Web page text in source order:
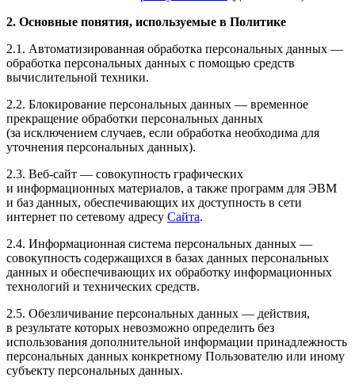
2. Основные понятия, используемые в Политике
2.1. Автоматизированная обработка персональных данных —
обработка персональных данных с помощью средств
вычислительной техники.
2.2. Блокирование персональных данных — временное
прекращение обработки персональных данных
(за исключением случаев, если обработка необходима для
уточнения персональных данных).
2.3. Веб-сайт — совокупность графических
и информационных материалов, а также программ для ЭВМ
и баз данных, обеспечивающих их доступность в сети
интернет по сетевому адресу Сайта.
2.4. Информационная система персональных данных —
совокупность содержащихся в базах данных персональных
данных и обеспечивающих их обработку информационных
технологий и технических средств.
2.5. Обезличивание персональных данных — действия,
в результате которых невозможно определить без
использования дополнительной информации принадлежность
персональных данных конкретному Пользователю или иному
субъекту персональных данных.